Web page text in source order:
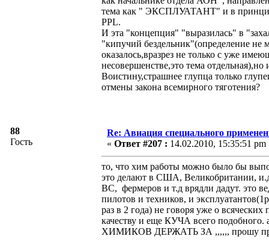
тема как " ЭКСПЛУАТАНТ" и в
PPL.
И эта "концепция" "выразилась" в
"кипучий бездельник"(определение
оказалось,вразрез не только с уже
несовершенстве,это тема
Воистину,страшнее глупца только
отмены закона всемирного тяготения?
88
Гость
Re: Авиация специального
« Ответ #207 : 14.02.2010, 15:35:51 pm
то, что хим работы можно было бы
это делают в США, Великобритании, и.д)
ВС, фермеров и т.д врядли дадут. это
пилотов и техников, и
раз в 2 года) не говоря уже о
качеству и еще КУЧА всего
ХИМИКОВ ДЕРЖАТЬ ЗА ,,,,,, прошу